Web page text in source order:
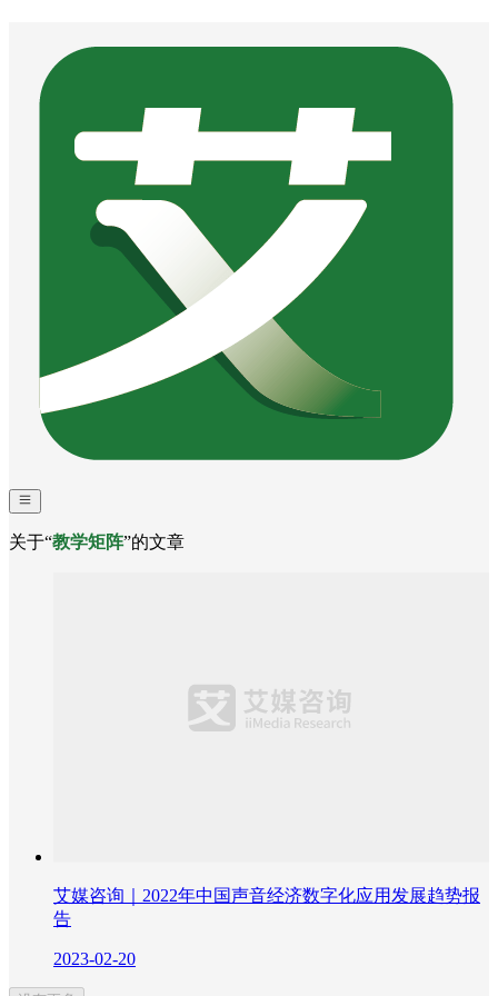
关于“教学矩阵”的文章
艾媒咨询｜2022年中国声音经济数字化应用发展趋势报
告
2023-02-20